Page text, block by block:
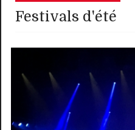
Festivals d'été